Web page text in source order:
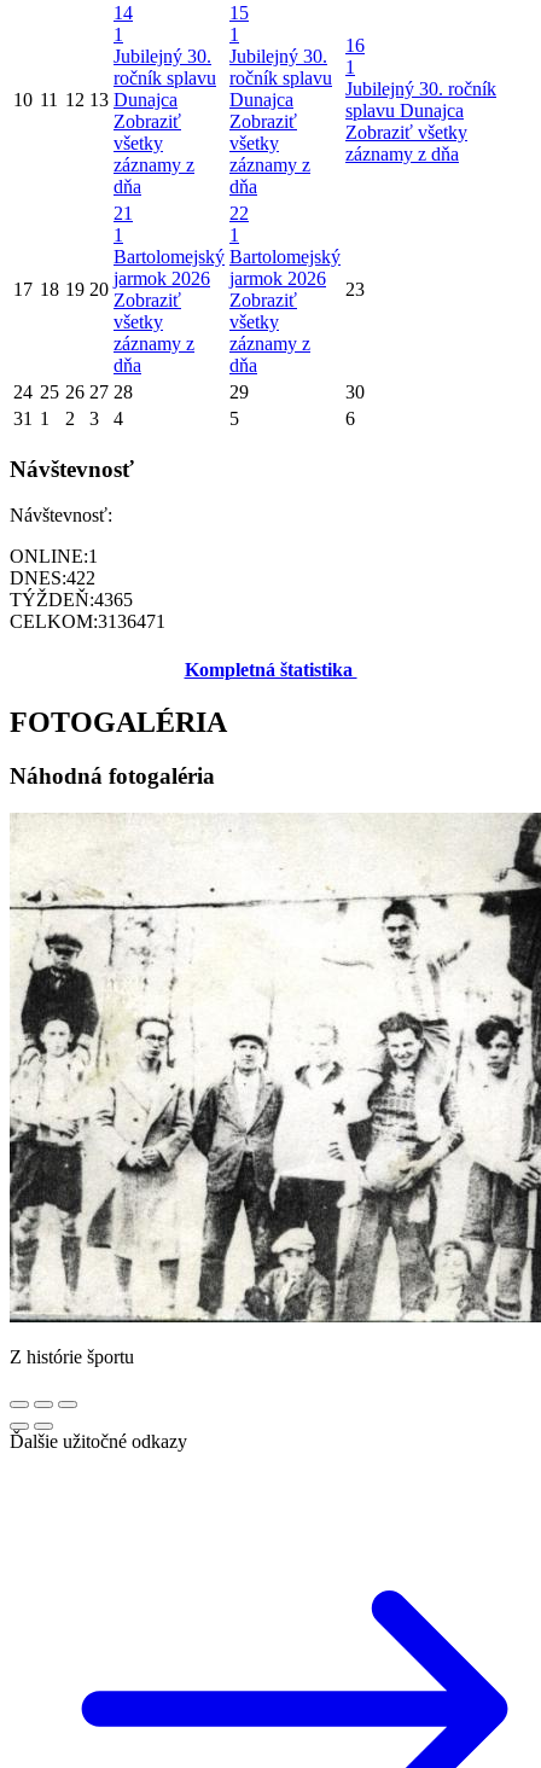
10 11 12 13
14
1
Jubilejný 30.
ročník splavu
Dunajca
Zobraziť
všetky
záznamy z
dňa
15
1
Jubilejný 30.
ročník splavu
Dunajca
Zobraziť
všetky
záznamy z
dňa
16
1
Jubilejný 30. ročník
splavu Dunajca
Zobraziť všetky
záznamy z dňa
17 18 19 20
21
1
Bartolomejský
jarmok 2026
Zobraziť
všetky
záznamy z
dňa
22
1
Bartolomejský
jarmok 2026
Zobraziť
všetky
záznamy z
dňa
23
24 25 26 27 28 29
30
31 1 2 3 4 5 6
Návštevnosť
Návštevnosť:
ONLINE:1
DNES:422
TÝŽDEŇ:4365
CELKOM:3136471
Kompletná štatistika
FOTOGALÉRIA
Náhodná fotogaléria
Z histórie športu
Ďalšie užitočné odkazy